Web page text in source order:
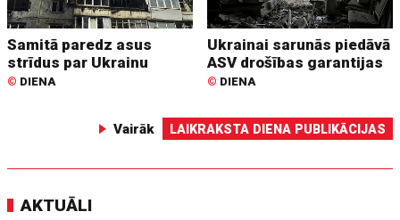
Samitā paredz asus
strīdus par Ukrainu
© DIENA
Ukrainai sarunās piedāvā
ASV drošības garantijas
© DIENA
Vairāk LAIKRAKSTA DIENA PUBLIKĀCIJAS
AKTUĀLI